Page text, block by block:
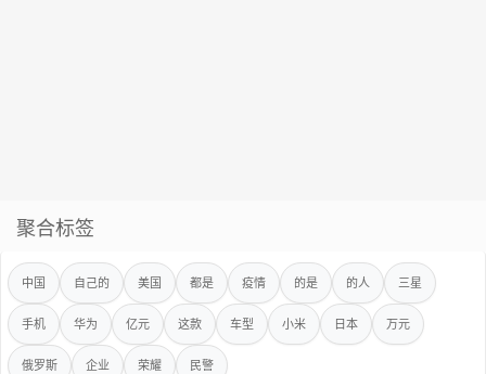
聚合标签
中国 自己的 美国 都是 疫情 的是 的人 三星
手机 华为 亿元 这款 车型 小米 日本 万元
俄罗斯 企业 荣耀 民警